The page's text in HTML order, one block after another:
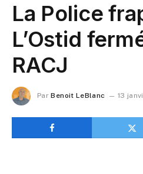
La Police
L’Ostid
RACJ
Par Benoit LeBlanc 13